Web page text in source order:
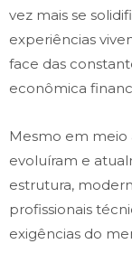
vez mais se
experiências
face das
econômica
Mesmo em meio
evoluíram e
estrutura,
profissionais
exigências do